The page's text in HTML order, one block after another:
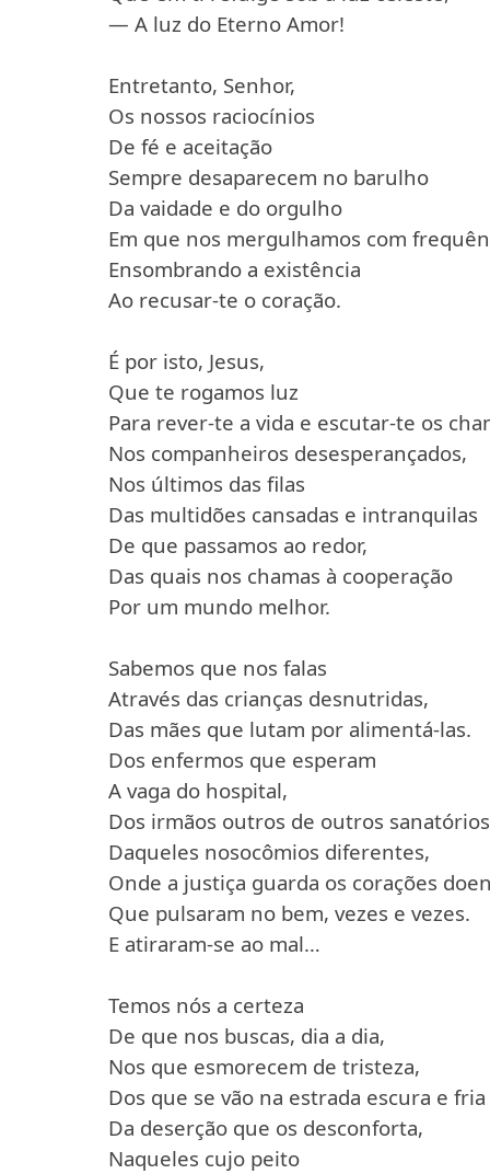
— A luz do Eterno Amor!
Entretanto, Senhor,
Os nossos raciocínios
De fé e aceitação
Sempre desaparecem no barulho
Da vaidade e do orgulho
Em que nos mergulhamos com
Ensombrando a existência
Ao recusar-te o coração.
É por isto, Jesus,
Que te rogamos luz
Para rever-te a vida e escutar-te os
Nos companheiros desesperançados,
Nos últimos das filas
Das multidões cansadas e intranquilas
De que passamos ao redor,
Das quais nos chamas à cooperação
Por um mundo melhor.
Sabemos que nos falas
Através das crianças desnutridas,
Das mães que lutam por alimentá-las.
Dos enfermos que esperam
A vaga do hospital,
Dos irmãos outros de outros
Daqueles nosocômios diferentes,
Onde a justiça guarda os corações
Que pulsaram no bem, vezes e vezes.
E atiraram-se ao mal…
Temos nós a certeza
De que nos buscas, dia a dia,
Nos que esmorecem de tristeza,
Dos que se vão na estrada escura e fria
Da deserção que os desconforta,
Naqueles cujo peito